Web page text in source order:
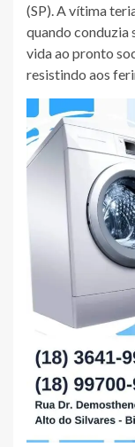
(SP). A vítima
quando conduzia
vida ao pronto
resistindo aos